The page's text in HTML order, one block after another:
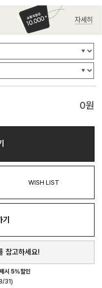
0원
WISH LIST
참고하세요!
시 5%할인
31)